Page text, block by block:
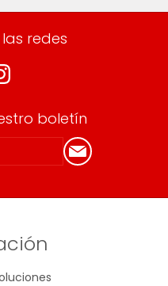
redes
boletín